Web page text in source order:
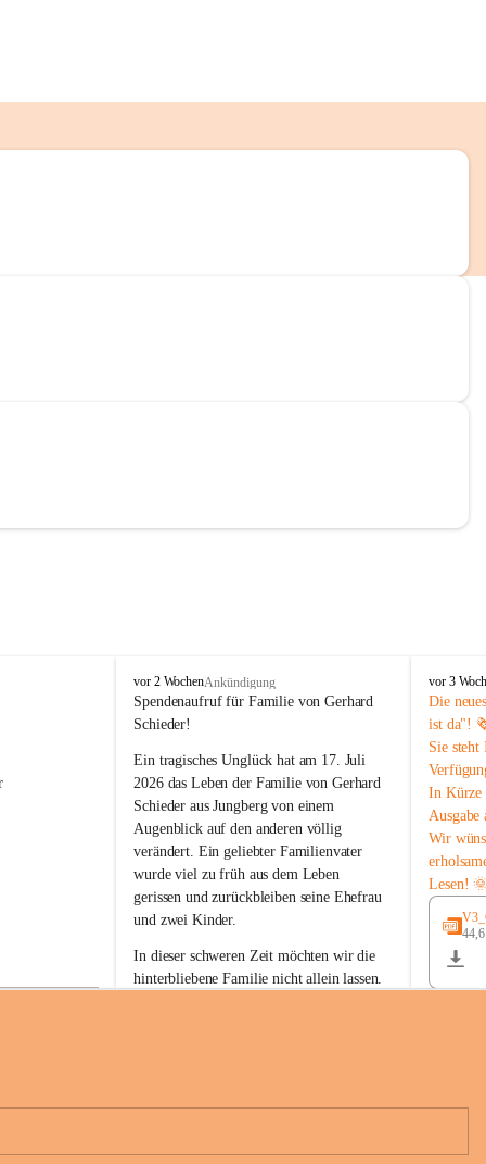
B
u
c
-
S
t
.
M
a
g
d
a
e
n
a
vor 2 WochenAnkündigung
Spendenaufruf für Familie von Gerhard
Schieder!
Ein tragisches Unglück hat am 17. Juli
2026 das Leben der Familie von Gerhard
Schieder aus Jungberg von einem
Augenblick auf den anderen völlig
verändert. Ein geliebter Familienvater
wurde viel zu früh aus dem Leben
gerissen und zurückbleiben seine Ehefrau
und zwei Kinder.
In dieser schweren Zeit möchten wir die
hinterbliebene Familie nicht allein lassen.
Unterstützung, ihre Hilfsbereitschaft und
B
u
c
h
-
S
t
.
M
a
g
d
n
a
vor 3
Die
ist da"!
Sie
In Kürze
Ausgabe
Wir
Lesen!